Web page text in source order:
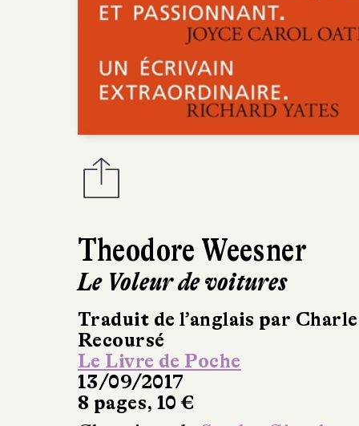
Theodore Weesner
Le Voleur de voitures
Traduit de l’anglais par
Recoursé
Le Livre de Poche
13/09/2017
8 pages, 10 €